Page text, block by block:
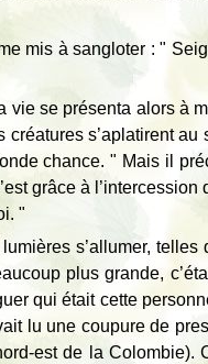
mis à sangloter : "
vie se présenta alors à
s’aplatirent
chance. " Mais il
grâce à
"
s’allumer,
plus grande,
qui était cette
lu une coupure de
est de la